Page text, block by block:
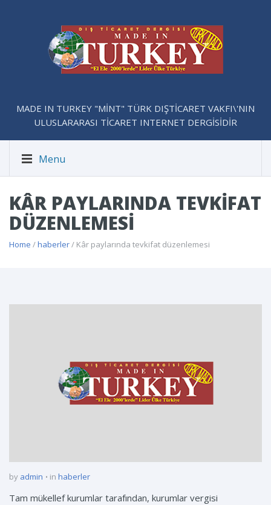
MADE IN TURKEY "MİNT" TÜRK DIŞTİCARET VAKFI\'NIN
ULUSLARARASI TİCARET INTERNET DERGİSİDİR
Menu
KÂR PAYLARINDA TEVKIFAT
DÜZENLEMESI
Home /haberler/ Kâr paylarında tevkifat düzenlemesi
by admin in haberler
Tam mükellef kurumlar tarafından, kurumlar vergisi